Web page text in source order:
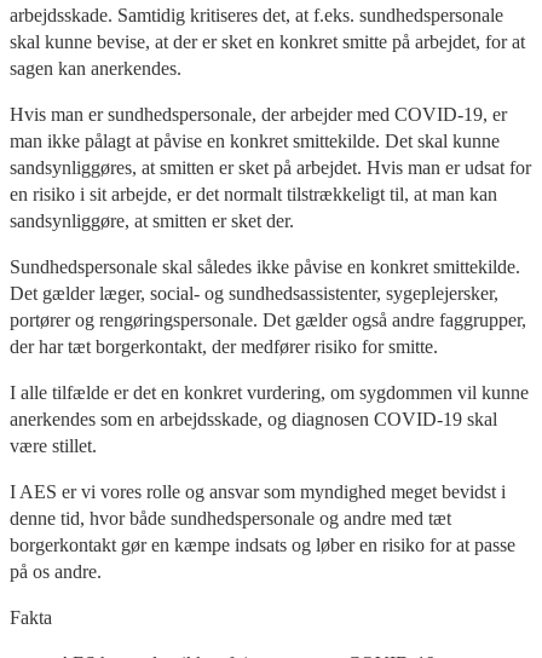
arbejdsskade. Samtidig kritiseres det, at f.eks. sundhedspersonale
skal kunne bevise, at der er sket en konkret smitte på arbejdet, for at
sagen kan anerkendes.
Hvis man er sundhedspersonale, der arbejder med COVID-19, er
man ikke pålagt at påvise en konkret smittekilde. Det skal kunne
sandsynliggøres, at smitten er sket på arbejdet. Hvis man er udsat for
en risiko i sit arbejde, er det normalt tilstrækkeligt til, at man kan
sandsynliggøre, at smitten er sket der.
Sundhedspersonale skal således ikke påvise en konkret smittekilde.
Det gælder læger, social- og sundhedsassistenter, sygeplejersker,
portører og rengøringspersonale. Det gælder også andre faggrupper,
der har tæt borgerkontakt, der medfører risiko for smitte.
I alle tilfælde er det en konkret vurdering, om sygdommen vil kunne
anerkendes som en arbejdsskade, og diagnosen COVID-19 skal
være stillet.
I AES er vi vores rolle og ansvar som myndighed meget bevidst i
denne tid, hvor både sundhedspersonale og andre med tæt
borgerkontakt gør en kæmpe indsats og løber en risiko for at passe
på os andre.
Fakta